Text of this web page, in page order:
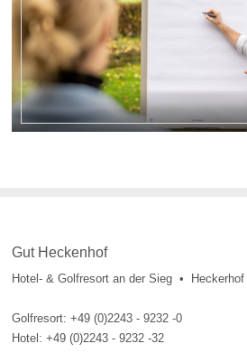
Gut Heckenhof
Hotel- & Golfresort an der Sieg •
Golfresort: +49 (0)2243 - 9232 -0
Hotel: +49 (0)2243 - 9232 -32